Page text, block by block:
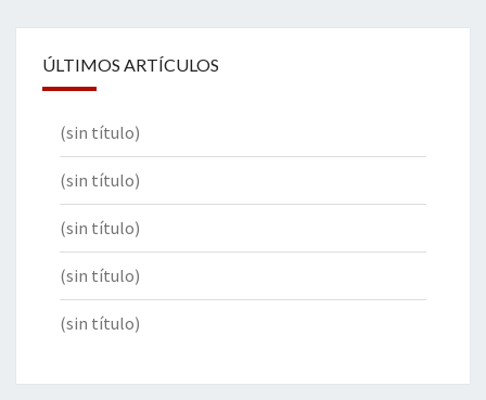
ÚLTIMOS ARTÍCULOS
(sin título)
(sin título)
(sin título)
(sin título)
(sin título)